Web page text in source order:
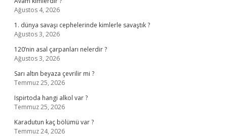
Ağustos 4, 2026
1. dünya savaşı cephelerinde kimlerle savaştık ?
Ağustos 3, 2026
120’nin asal çarpanları nelerdir ?
Ağustos 3, 2026
Sarı altın beyaza çevrilir mi ?
Temmuz 25, 2026
Ispirtoda hangi alkol var ?
Temmuz 25, 2026
Karadutun kaç bölümü var ?
Temmuz 24, 2026